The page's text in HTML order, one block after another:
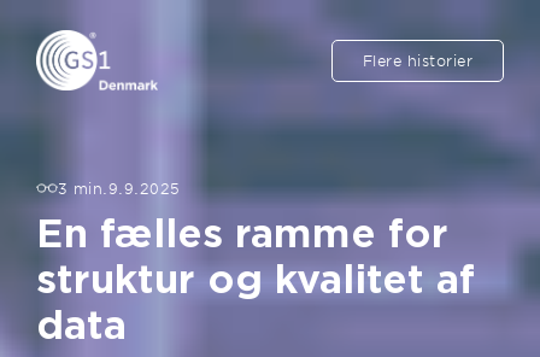
Flere historier
3 min. 9.9.2025
En fælles ramme for
struktur og kvalitet af
data